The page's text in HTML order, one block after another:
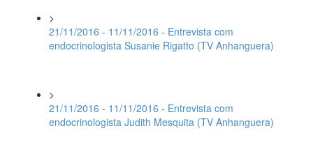
>
21/11/2016 - 11/11/2016 - Entrevista com
endocrinologista Susanie Rigatto (TV Anhanguera)
>
21/11/2016 - 11/11/2016 - Entrevista com
endocrinologista Judith Mesquita (TV Anhanguera)